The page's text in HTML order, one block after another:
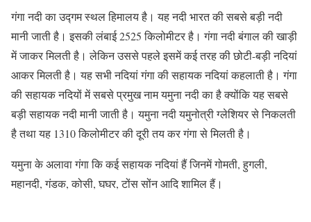
गंगा नदी का उद्गम स्थल हिमालय है। यह नदी भारत की सबसे बड़ी नदी
मानी जाती है। इसकी लंबाई 2525 किलोमीटर है। गंगा नदी बंगाल की खाड़ी
में जाकर मिलती है। लेकिन उससे पहले इसमें कई तरह की छोटी-बड़ी नदियां
आकर मिलती है। यह सभी नदियां गंगा की सहायक नदियां कहलाती है। गंगा
की सहायक नदियों में सबसे प्रमुख नाम यमुना नदी का है क्योंकि यह सबसे
बड़ी सहायक नदी मानी जाती है। यमुना नदी यमुनोत्री ग्लेशियर से निकलती
है तथा यह 1310 किलोमीटर की दूरी तय कर गंगा से मिलती है।
यमुना के अलावा गंगा कि कई सहायक नदियां हैं जिनमें गोमती, हुगली,
महानदी, गंडक, कोसी, घघर, टोंस सोंन आदि शामिल हैं।